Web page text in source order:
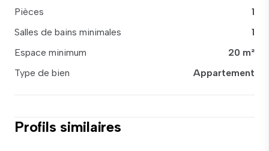
Pièces
1
Salles de bains minimales
1
Espace minimum
20 m²
Type de bien
Appartement
Profils similaires